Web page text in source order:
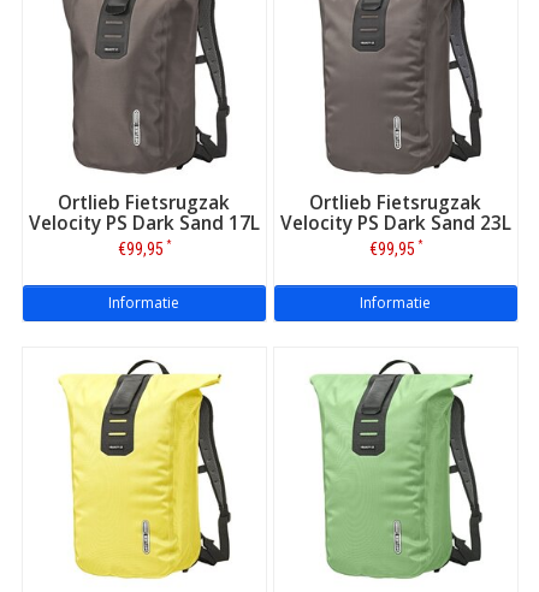
Ortlieb Fietsrugzak
Velocity PS Dark Sand 17L
€99,95 *
Informatie
Ortlieb Fietsrugzak
Velocity PS Dark Sand 23L
€99,95 *
Informatie